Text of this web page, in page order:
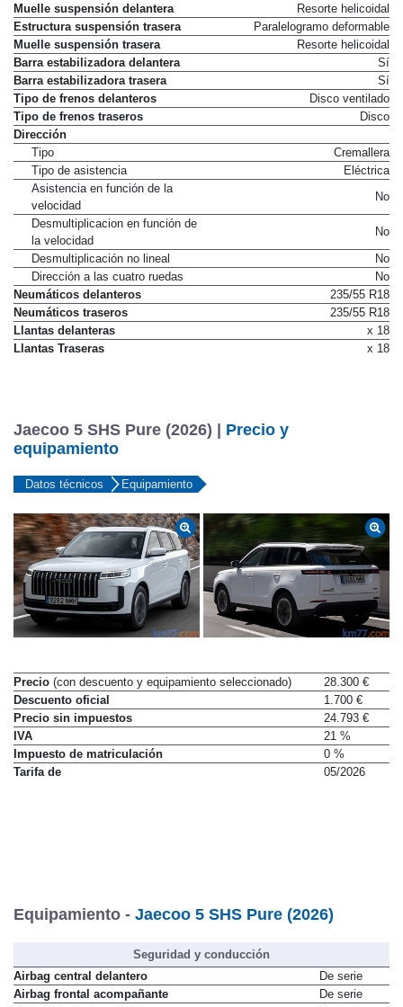
Muelle suspensión delantera
Resorte helicoidal
Estructura suspensión trasera
Paralelogramo deformable
Muelle suspensión trasera
Resorte helicoidal
Barra estabilizadora delantera
Sí
Barra estabilizadora trasera
Sí
Tipo de frenos delanteros
Disco ventilado
Tipo de frenos traseros
Disco
Dirección
Tipo
Cremallera
Tipo de asistencia
Eléctrica
Asistencia en función de la
velocidad
No
Desmultiplicacion en función de
la velocidad
No
Desmultiplicación no lineal
No
Dirección a las cuatro ruedas
No
Neumáticos delanteros
235/55 R18
Neumáticos traseros
235/55 R18
Llantas delanteras
x 18
Llantas Traseras
x 18
Jaecoo 5 SHS Pure (2026) | Precio y
equipamiento
Datos técnicos Equipamiento
Precio (con descuento y equipamiento seleccionado)
28.300 €
Descuento oficial
1.700 €
Precio sin impuestos
24.793 €
IVA
21 %
Impuesto de matriculación
0 %
Tarifa de
05/2026
Equipamiento - Jaecoo 5 SHS Pure (2026)
Seguridad y conducción
Airbag central delantero
De serie
Airbag frontal acompañante
De serie